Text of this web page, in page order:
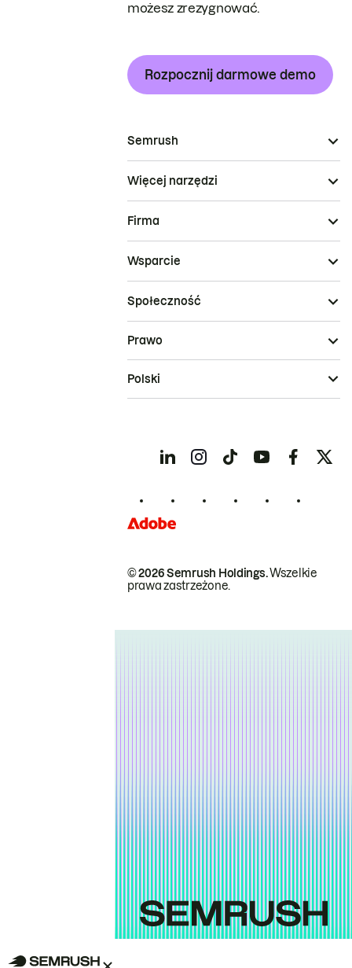
możesz zrezygnować.
Rozpocznij darmowe demo
Semrush
Więcej narzędzi
Firma
Wsparcie
Społeczność
© 2026 Semrush Holdings.Wszelkie
prawa zastrzeżone.
Prawo
Polski